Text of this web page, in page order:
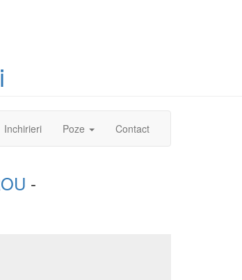
Inchirieri Poze Contact
-